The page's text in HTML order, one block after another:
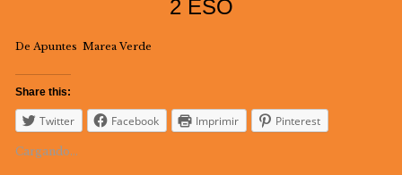
2 ESO
De Apuntes Marea Verde
Share this:
Twitter Facebook Imprimir Pinterest
Cargando...